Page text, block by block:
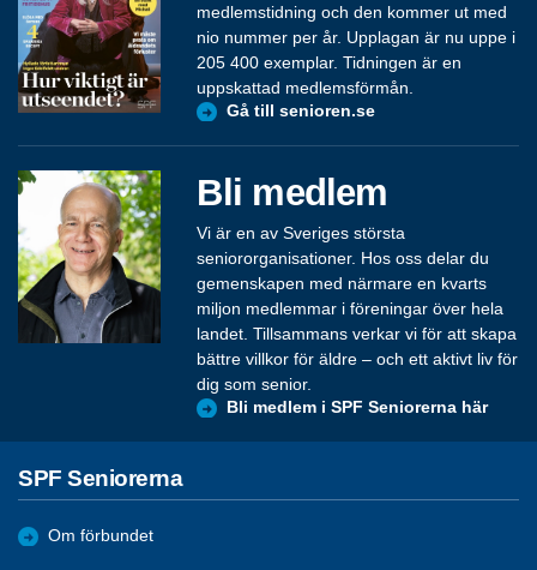
medlemstidning och den kommer ut med
nio nummer per år. Upplagan är nu uppe i
205 400 exemplar. Tidningen är en
uppskattad medlemsförmån.
Gå till senioren.se
Bli medlem
Vi är en av Sveriges största
seniororganisationer. Hos oss delar du
gemenskapen med närmare en kvarts
miljon medlemmar i föreningar över hela
landet. Tillsammans verkar vi för att skapa
bättre villkor för äldre – och ett aktivt liv för
dig som senior.
Bli medlem i SPF Seniorerna här
SPF Seniorerna
Om förbundet